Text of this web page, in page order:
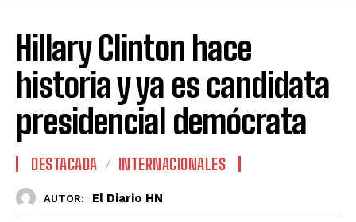
Hillary Clinton hace
historia y ya es candidata
presidencial demócrata
DESTACADA INTERNACIONALES
AUTOR: El Diario HN